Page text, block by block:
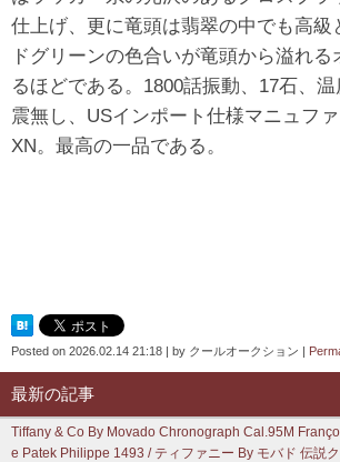
仕上げ、更に竜頭は翡翠の中でも高級
ドグリーンの色合いが竜頭から溢れる
るほどである。1800話振動、17石、
震無し、USインポート仕様マニュフ
XN。最高の一品である。
Posted on 2026.02.14 21:18 | by クールオークション |
最新の記事
Tiffany & Co By Movado Chronograph Cal.95M
e Patek Philippe 1493 / ティファニー By モバド 伝説